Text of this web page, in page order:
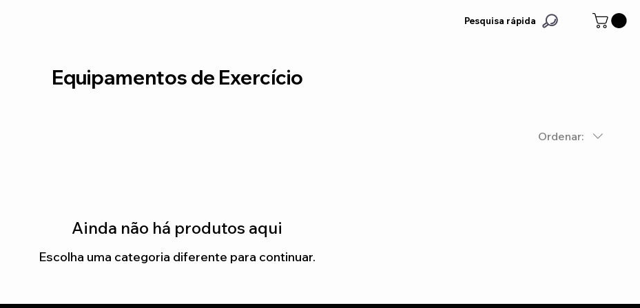
Pesquisa rápida
Equipamentos de Exercício
Ordenar:
Ainda não há produtos aqui
Escolha uma categoria diferente para continuar.